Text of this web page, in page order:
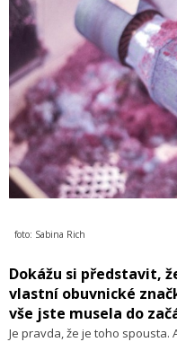
foto: Sabina Rich
Dokážu si představit,
vlastní obuvnické
vše jste musela do
Je pravda, že je toho